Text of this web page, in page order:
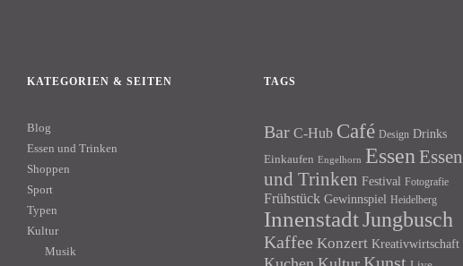
KATEGORIEN & SEITEN
Blog
Essen und Trinken
Shoppen
Sport
Typen
Kultur
Musik
TAGS
Bar C-Hub Café Design Drinks
Einkaufen Engelhorn Essen Essen
und Trinken Festival Fotografie
Frühstück Gewinnspiel Heidelberg
InnenstadtJungbusch
Kaffee Konzert Kreativwirtschaft